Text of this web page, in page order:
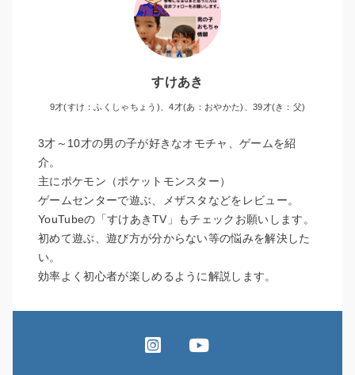
すけあき
9才(すけ：ふくしゃちょう)、4才(あ：おやかた)、39才(き：父)
3才～10才の男の子が好きなオモチャ、ゲームを紹
介。
主にポケモン（ポケットモンスター）
ゲームセンターで遊ぶ、メザスタなどをレビュー。
YouTubeの「すけあきTV」もチェックお願いします。
初めて遊ぶ、遊び方が分からない等の悩みを解決した
い。
効率よく初心者が楽しめるように解説します。